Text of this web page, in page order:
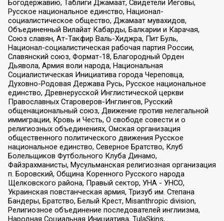
Богодержавию, Таблиги Джамаат, Свидетели Иеговы,
Русское национальное единство, Национал-
социалистическое общество, Джамаат мувахидов,
Объединенный Вилайат Кабарды, Балкарии и Карачая,
Союз славян, Ат-Такфир Валь-Хиджра, Пит Буль,
Национал-социалистическая рабочая партия России,
Славянский союз, Формат-18, Благородный Орден
Дьявола, Армия воли народа, Национальная
Социалистическая Инициатива города Череповца,
Духовно-Родовая Держава Русь, Русское национальное
единство, Древнерусской Инглистической церкви
Православных Староверов-Инглингов, Русский
общенациональный союз, Движение против нелегальной
иммиграции, Кровь и Честь, О свободе совести и о
религиозных объединениях, Омская организация
общественного политического движения Русское
национальное единство, Северное Братство, Клуб
Болельщиков Футбольного Клуба Динамо,
Файзрахманисты, Мусульманская религиозная организация
п. Боровский, Община Коренного Русского народа
Щелковского района, Правый сектор, УНА - УНСО,
Украинская повстанческая армия, Тризуб им. Степана
Бандеры, Братство, Белый Крест, Misanthropic division,
Религиозное объединение последователей инглиизма,
Народная Социальная Инициатива, TulaSkins,